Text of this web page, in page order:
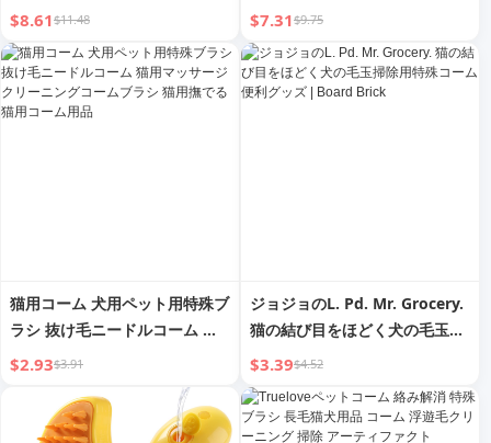
せ糸くずリムーバー | Youjia
$8.61$11.48
ラシ浮遊毛クリーニングスプレ
ーコーム | Car Model
$7.31$9.75
猫用コーム 犬用ペット用特殊ブ
ラシ 抜け毛ニードルコーム 猫
用マッサージクリーニングコー
ムブラシ 猫用撫でる猫用コーム
$2.93$3.91
ジョジョのL. Pd. Mr. Grocery.
猫の結び目をほどく犬の毛玉掃
除用特殊コーム 便利グッズ |
Board Brick
$3.39$4.52